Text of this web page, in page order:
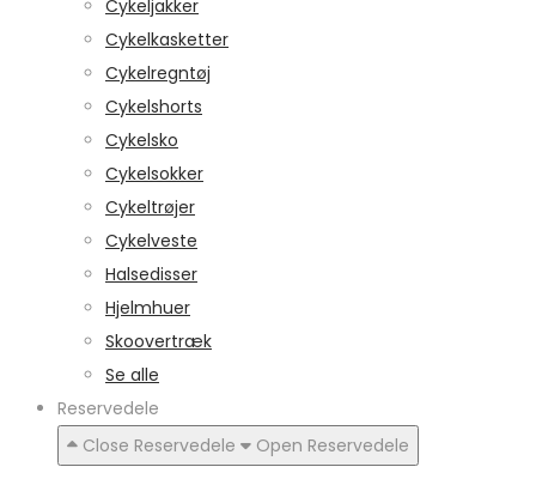
Cykeljakker
Cykelkasketter
Cykelregntøj
Cykelshorts
Cykelsko
Cykelsokker
Cykeltrøjer
Cykelveste
Halsedisser
Hjelmhuer
Skoovertræk
Se alle
Reservedele
Close Reservedele
Open Reservedele